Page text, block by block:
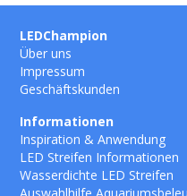
LEDChampion
Über uns
Impressum
Geschäftskunden
Informationen
Inspiration & Anwendung
LED Streifen Informationen
Wasserdichte LED Streifen